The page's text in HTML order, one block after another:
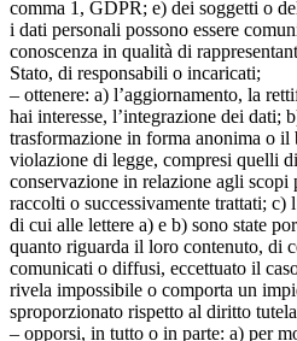
comma 1, GDPR; e) dei soggetti o
i dati personali possono essere
conoscenza in qualità di
Stato, di responsabili o incaricati;
– ottenere: a) l’aggiornamento, la
hai interesse, l’integrazione dei dati;
trasformazione in forma anonima o
violazione di legge, compresi quelli
conservazione in relazione agli
raccolti o successivamente trattati; c)
di cui alle lettere a) e b) sono state
quanto riguarda il loro contenuto, di
comunicati o diffusi, eccettuato il
rivela impossibile o comporta un
sproporzionato rispetto al diritto
– opporsi, in tutto o in parte: a) per